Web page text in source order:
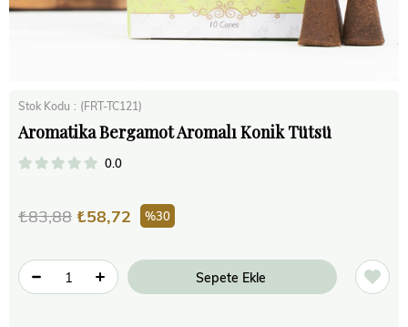
Stok Kodu (FRT-TC121)
Aromatika Bergamot Aromalı Konik Tütsü
0.0
₺83,88 ₺58,72 30